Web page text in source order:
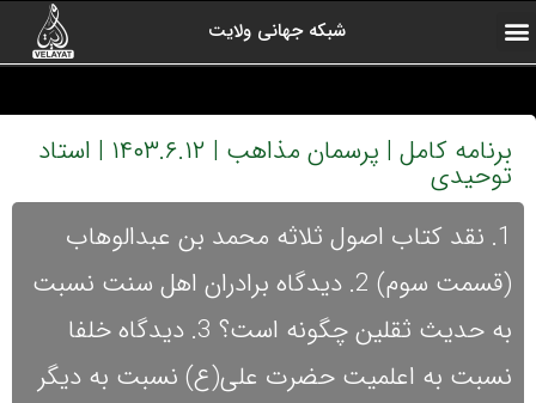
شبکه جهانی ولایت
برنامه کامل | پرسمان مذاهب | ۱۴۰۳.۶.۱۲ | استاد
توحیدی
1. نقد کتاب اصول ثلاثه محمد بن عبدالوهاب
(قسمت سوم) 2. دیدگاه برادران اهل سنت نسبت
به حدیث ثقلین چگونه است؟ 3. دیدگاه خلفا
نسبت به اعلمیت حضرت علی(ع) نسبت به دیگر